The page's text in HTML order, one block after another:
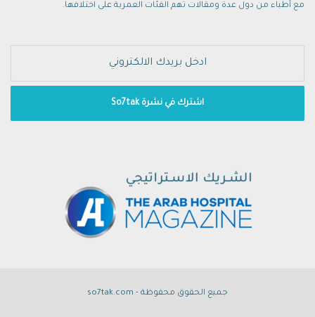
مع أطباء من دول عدة ومقالات تهم الفئات العمرية على اختلافها.
جميع الحقوق محفوظة - so7tak.com